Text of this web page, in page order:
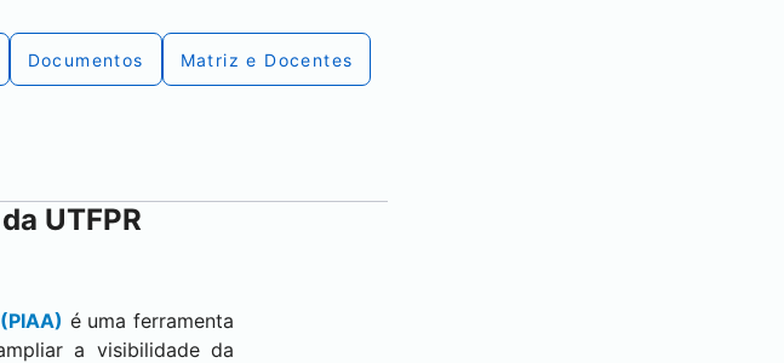
Documentos Matriz e Docentes
UTFPR
é uma ferramenta
a visibilidade da